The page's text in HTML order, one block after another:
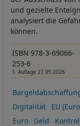
und gezielte
analysiert die
können.
ISBN 978-3-69066-
253-6
1. Auflage 27.05.2026
Digitalität
EU
Euro
Geld